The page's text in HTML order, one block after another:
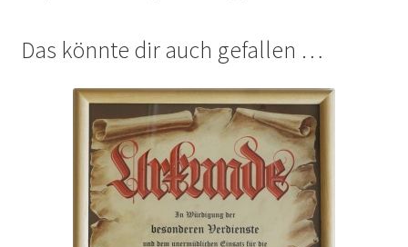
Das könnte dir auch gefallen …